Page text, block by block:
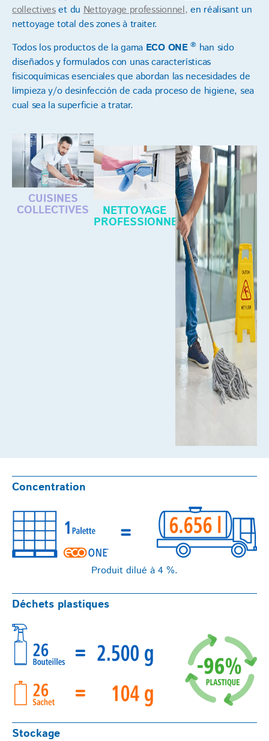
collectiveset duNettoyage professionnel, en réalisant un
nettoyage total des zones à traiter.
Todos los productos de la gama ECO ONE® han sido
diseñados y formulados con unas características
fisicoquímicas esenciales que abordan las necesidades de
limpieza y/o desinfección de cada proceso de higiene, sea
cual sea la superficie a tratar.
CUISINES
COLLECTIVES NETTOYAGE
PROFESSIONNEL
Concentration
Produit dilué à 4 %.
Déchets plastiques
Stockage